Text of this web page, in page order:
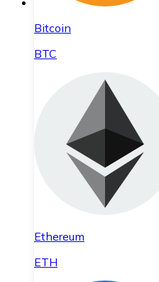
Bitcoin
BTC
Ethereum
ETH